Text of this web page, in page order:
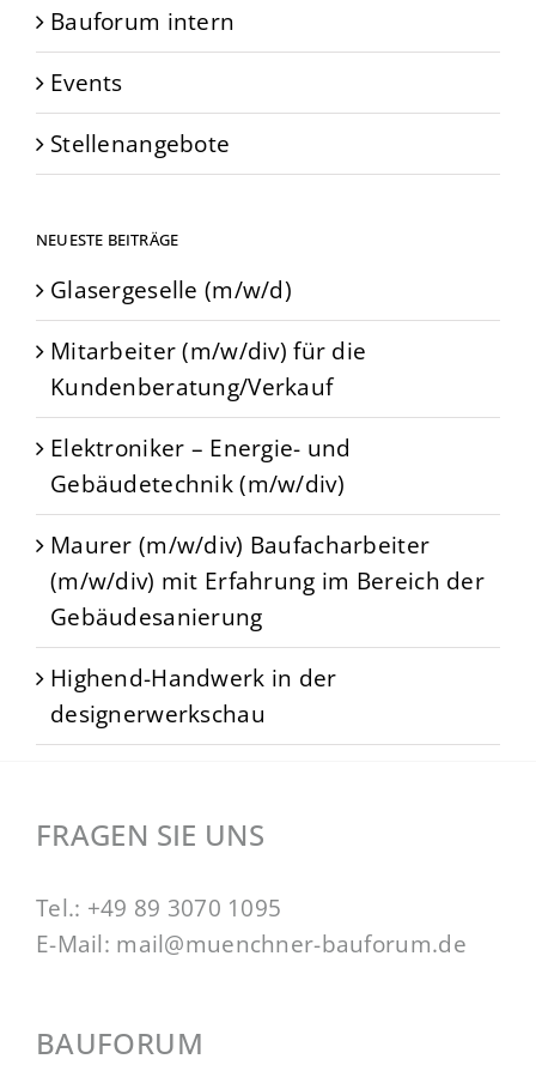
Bauforum intern
Events
Stellenangebote
NEUESTE BEITRÄGE
Glasergeselle (m/w/d)
Mitarbeiter (m/w/div) für die
Kundenberatung/Verkauf
Elektroniker – Energie- und
Gebäudetechnik (m/w/div)
Maurer (m/w/div) Baufacharbeiter
(m/w/div) mit Erfahrung im Bereich der
Gebäudesanierung
Highend-Handwerk in der
designerwerkschau
FRAGEN SIE UNS
Tel.: +49 89 3070 1095
E-Mail: mail@muenchner-bauforum.de
BAUFORUM